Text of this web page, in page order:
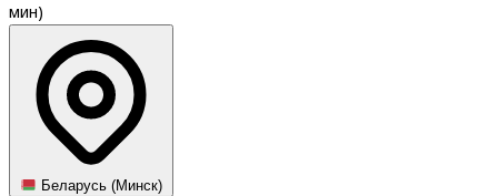
мин)
Беларусь (Минск)